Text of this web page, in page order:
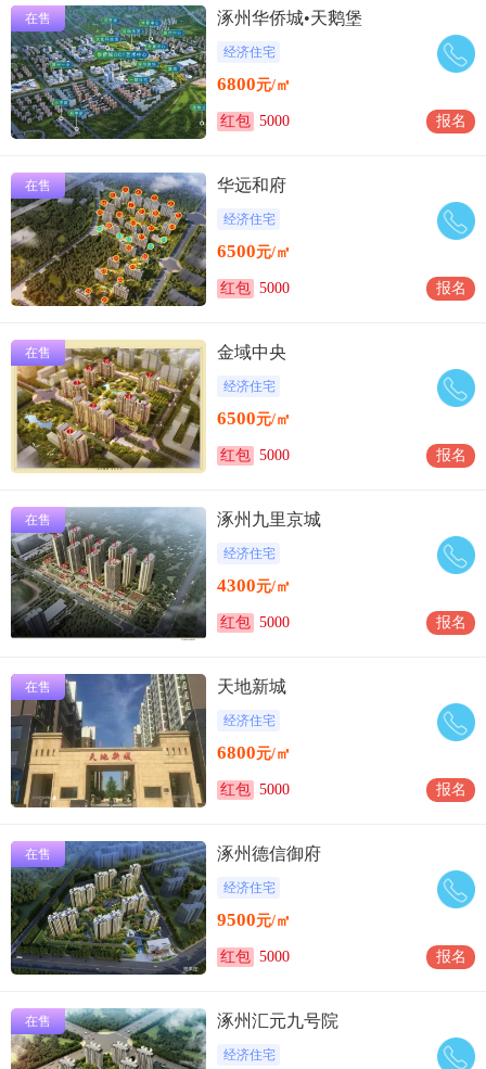
在售 涿州华侨城•天鹅堡
经济住宅
6800元/㎡
红包 5000 报名
在售 华远和府
经济住宅
6500元/㎡
红包 5000 报名
在售 金域中央
经济住宅
6500元/㎡
红包 5000 报名
在售 涿州九里京城
经济住宅
4300元/㎡
红包 5000 报名
在售 天地新城
经济住宅
6800元/㎡
红包 5000 报名
在售 涿州德信御府
经济住宅
9500元/㎡
红包 5000 报名
在售 涿州汇元九号院
经济住宅